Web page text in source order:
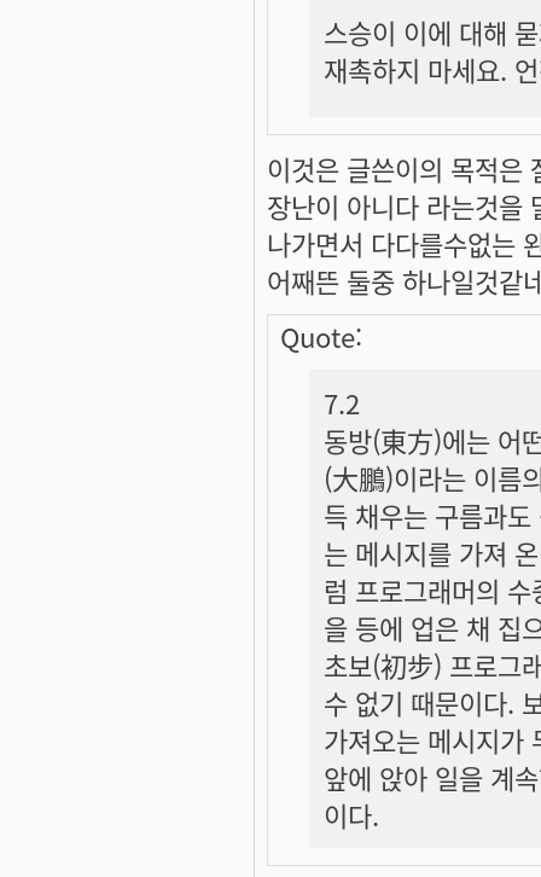
스승이 이에 대해
재촉하지 마세요.
이것은 글쓴이의 목적은
장난이 아니다 라는것을
나가면서 다다를수없는
어째뜬 둘중 하나일것
Quote:
7.2
동방(東方)에는 어
(大鵬)이라는 이름
득 채우는 구름과
는 메시지를 가져
럼 프로그래머의
을 등에 업은 채 집
초보(初步) 프로그
수 없기 때문이다.
가져오는 메시지가
앞에 앉아 일을 계
이다.